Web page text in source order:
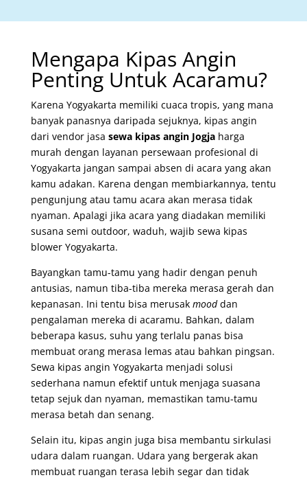
Mengapa Kipas Angin
Penting Untuk Acaramu?
Karena Yogyakarta memiliki cuaca tropis, yang mana
banyak panasnya daripada sejuknya, kipas angin
dari vendor jasa sewa kipas angin Jogjaharga
murah dengan layanan persewaan profesional di
Yogyakarta jangan sampai absen di acara yang akan
kamu adakan. Karena dengan membiarkannya, tentu
pengunjung atau tamu acara akan merasa tidak
nyaman. Apalagi jika acara yang diadakan memiliki
susana semi outdoor, waduh, wajib sewa kipas
blower Yogyakarta.
Bayangkan tamu-tamu yang hadir dengan penuh
antusias, namun tiba-tiba mereka merasa gerah dan
kepanasan. Ini tentu bisa merusak mooddan
pengalaman mereka di acaramu. Bahkan, dalam
beberapa kasus, suhu yang terlalu panas bisa
membuat orang merasa lemas atau bahkan pingsan.
Sewa kipas angin Yogyakarta menjadi solusi
sederhana namun efektif untuk menjaga suasana
tetap sejuk dan nyaman, memastikan tamu-tamu
merasa betah dan senang.
Selain itu, kipas angin juga bisa membantu sirkulasi
udara dalam ruangan. Udara yang bergerak akan
membuat ruangan terasa lebih segar dan tidak